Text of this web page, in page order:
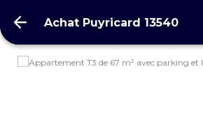
Achat Puyricard 13540
Achat Puyricard 13540